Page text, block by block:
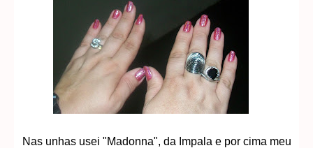
Nas unhas usei "Madonna", da Impala e por cima meu